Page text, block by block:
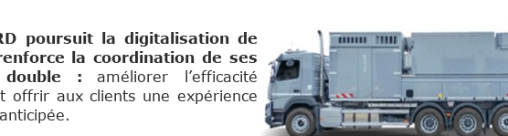
poursuit la digitalisation de
la coordination de ses
double :améliorer l’efficacité
offrir aux clients une expérience